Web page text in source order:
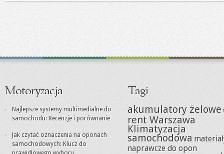
Motoryzacja
Najlepsze systemy multimedialne do
samochodu: Recenzje i porównanie
Jak czytać oznaczenia na oponach
samochodowych: Klucz do
Tagi
akumulatory żelowe
rent Warszawa
Klimatyzacja
samochodowa
naprawcze do opon